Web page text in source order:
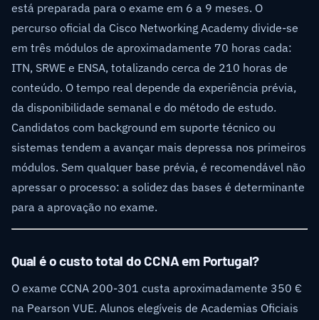
está preparada para o exame em 6 a 9 meses. O
percurso oficial da Cisco Networking Academy divide-se
em três módulos de aproximadamente 70 horas cada:
ITN, SRWE e ENSA, totalizando cerca de 210 horas de
conteúdo. O tempo real depende da experiência prévia,
da disponibilidade semanal e do método de estudo.
Candidatos com background em suporte técnico ou
sistemas tendem a avançar mais depressa nos primeiros
módulos. Sem qualquer base prévia, é recomendável não
apressar o processo: a solidez das bases é determinante
para a aprovação no exame.
Qual é o custo total do CCNA em Portugal?
O exame CCNA 200-301 custa aproximadamente 350 €
na Pearson VUE. Alunos elegíveis de Academias Oficiais